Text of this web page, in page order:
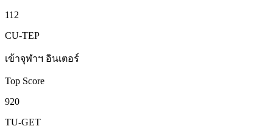
112
CU-TEP
เข้าจุฬาฯ อินเตอร์
Top Score
920
TU-GET